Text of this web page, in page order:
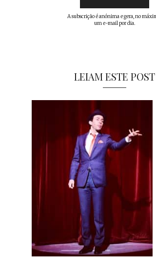
A subscrição é anónima e gera, no
um e-mail por dia.
LEIAM ESTE POST